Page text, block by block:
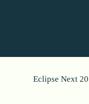
Eclipse Next